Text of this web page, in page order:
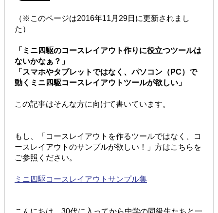
（※このページは2016年11月29日に更新されまし
た）
「ミニ四駆のコースレイアウト作りに役立つツールは
ないかなぁ？」
「スマホやタブレットではなく、パソコン（PC）で
動くミニ四駆コースレイアウトツールが欲しい」
この記事はそんな方に向けて書いています。
もし、「コースレイアウトを作るツールではなく、コ
ースレイアウトのサンプルが欲しい！」方はこちらを
ご参照ください。
ミニ四駆コースレイアウトサンプル集
こんにちは、30代に入ってから中学の同級生たちと一